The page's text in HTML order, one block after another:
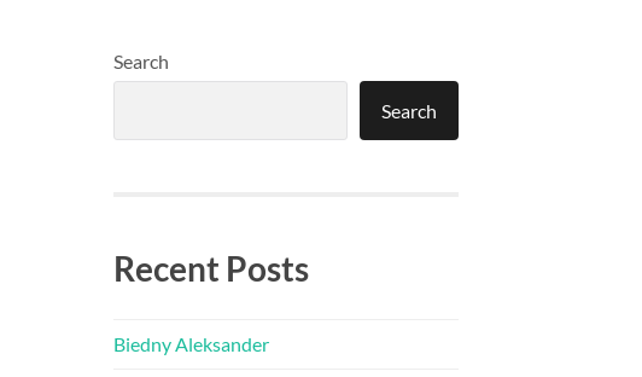
Search
Search
Recent Posts
Biedny Aleksander